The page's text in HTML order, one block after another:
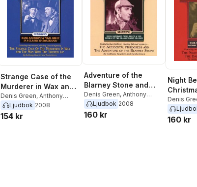
Strange Case of the
Murderer in Wax and
Man with the Twisted
Lip
Denis Green, Anthony
Boucher
Ljudbok 2008
154 kr
Adventure of the
Blarney Stone and
The Accidental
Murderess
Denis Green, Anthony
Boucher
Ljudbok 2008
160 kr
Night
Denis
Boucher
160 kr